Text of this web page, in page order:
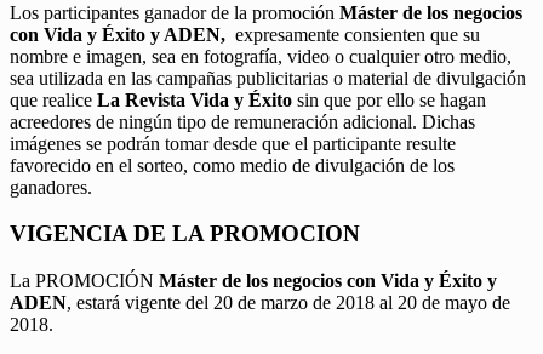
Los participantes ganador de la promoción Máster de los negocios
con Vida y Éxito y ADEN, expresamente consienten que su
nombre e imagen, sea en fotografía, video o cualquier otro medio,
sea utilizada en las campañas publicitarias o material de divulgación
que realice La Revista Vida y Éxito sin que por ello se hagan
acreedores de ningún tipo de remuneración adicional. Dichas
imágenes se podrán tomar desde que el participante resulte
favorecido en el sorteo, como medio de divulgación de los
ganadores.
VIGENCIA DE LA PROMOCION
La PROMOCIÓN Máster de los negocios con Vida y Éxito y
ADEN, estará vigente del 20 de marzo de 2018 al 20 de mayo de
2018.